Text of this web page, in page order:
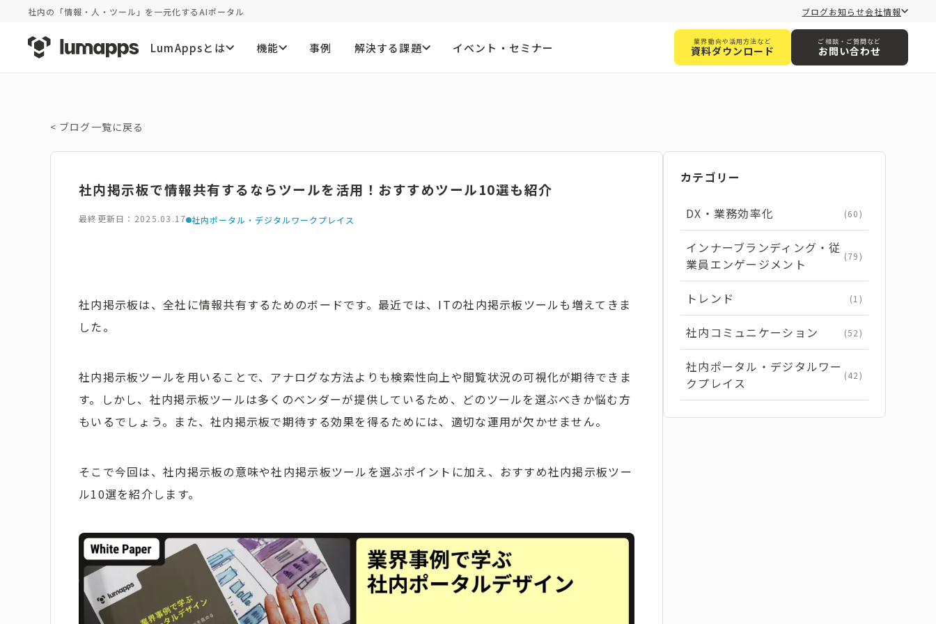
社内の「情報・人・ツール」を一元化するAIポータル ブログお知らせ会社情報
LumAppsとは 機能 事例 解決する課題 イベント・セミナー 業界動向や活用方法など
資料ダウンロード
ご相談・ご質問など
お問い合わせ
< ブログ一覧に戻る
社内掲示板で情報共有するならツールを活用！おすすめツール10選も紹介
最終更新日：2025.03.17 社内ポータル・デジタルワークプレイス
社内掲示板は、全社に情報共有するためのボードです。最近では、ITの社内掲示板ツールも増えてきま
した。
社内掲示板ツールを用いることで、アナログな方法よりも検索性向上や閲覧状況の可視化が期待できま
す。しかし、社内掲示板ツールは多くのベンダーが提供しているため、どのツールを選ぶべきか悩む方
もいるでしょう。また、社内掲示板で期待する効果を得るためには、適切な運用が欠かせません。
そこで今回は、社内掲示板の意味や社内掲示板ツールを選ぶポイントに加え、おすすめ社内掲示板ツー
ル10選を紹介します。
カテゴリー
DX・業務効率化 (60)
インナーブランディング・従
業員エンゲージメント
(79)
トレンド (1)
社内コミュニケーション (52)
社内ポータル・デジタルワー
クプレイス
(42)